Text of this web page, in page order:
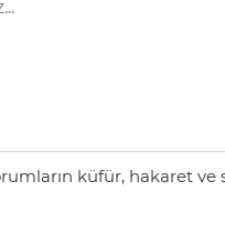
küfür, hakaret ve